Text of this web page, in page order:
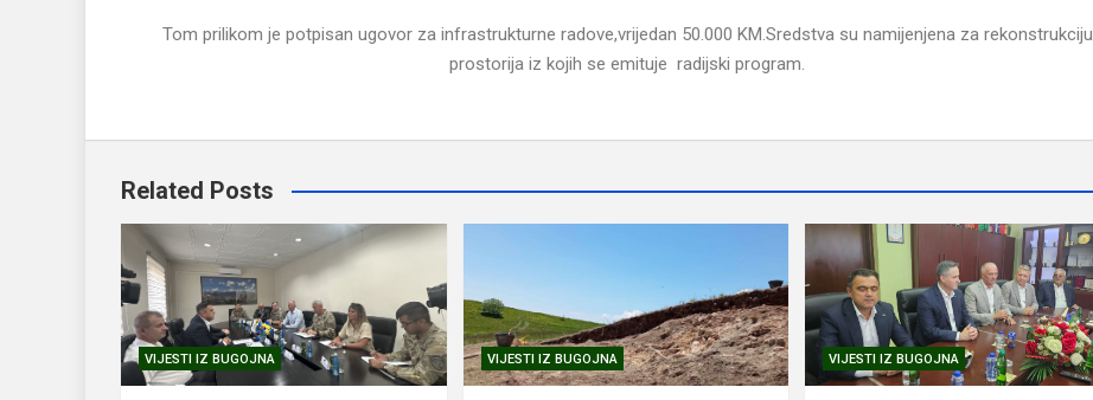
Tom prilikom je potpisan ugovor za infrastrukturne radove,vrijedan 50.000 KM.Sredstva su namijenjena za rekonstrukciju
prostorija iz kojih se emituje radijski program.
Related Posts
VIJESTI IZ BUGOJNA VIJESTI IZ BUGOJNA VIJESTI IZ BUGOJNA